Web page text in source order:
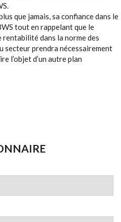
que jamais, sa confiance dans le
tout en rappelant que le
rentabilité dans la norme des
secteur prendra nécessairement
l’objet d’un autre plan